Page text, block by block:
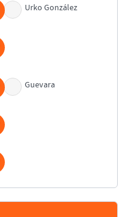
Urko González
Guevara